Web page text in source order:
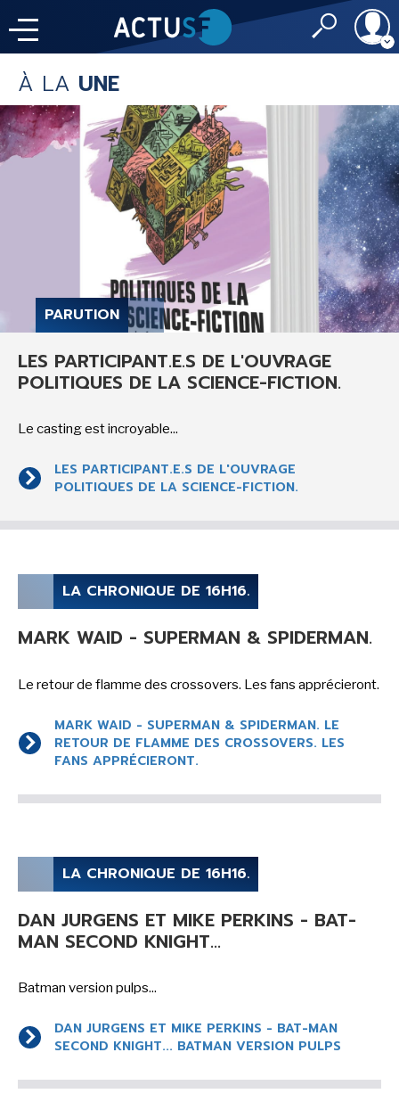
Mot de passe
Rester
CONNEXION
J'ai oublié mon
Toujours pas
RUBRIQUES
LES UTOPIALES 2025
IMAGINALES 2026
SENSE OF WONDER
CINÉMA ET SÉRIES
LES ACTUALITÉS DE J.R.R. TOLKIEN
LE MOT DES ÉDITIONS ACTUSF
À LA UNE
PARUTION
LES PARTICIPANT.E.S DE L'OUVRAGE
POLITIQUES DE LA SCIENCE-FICTION.
Le casting est incroyable...
LES PARTICIPANT.E.S DE L'OUVRAGE
POLITIQUES DE LA SCIENCE-FICTION.
LA CHRONIQUE DE 16H16.
MARK WAID - SUPERMAN & SPIDERMAN.
Le retour de flamme des crossovers. Les fans apprécieront.
MARK WAID - SUPERMAN & SPIDERMAN. LE
RETOUR DE FLAMME DES CROSSOVERS. LES
FANS APPRÉCIERONT.
LA CHRONIQUE DE 16H16.
DAN JURGENS ET MIKE PERKINS - BAT-
MAN SECOND KNIGHT...
Batman version pulps...
DAN JURGENS ET MIKE PERKINS - BAT-MAN
SECOND KNIGHT... BATMAN VERSION PULPS